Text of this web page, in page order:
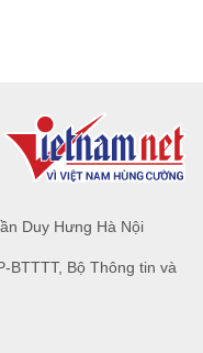
Duy Hưng Hà Nội
BTTTT, Bộ Thông tin và